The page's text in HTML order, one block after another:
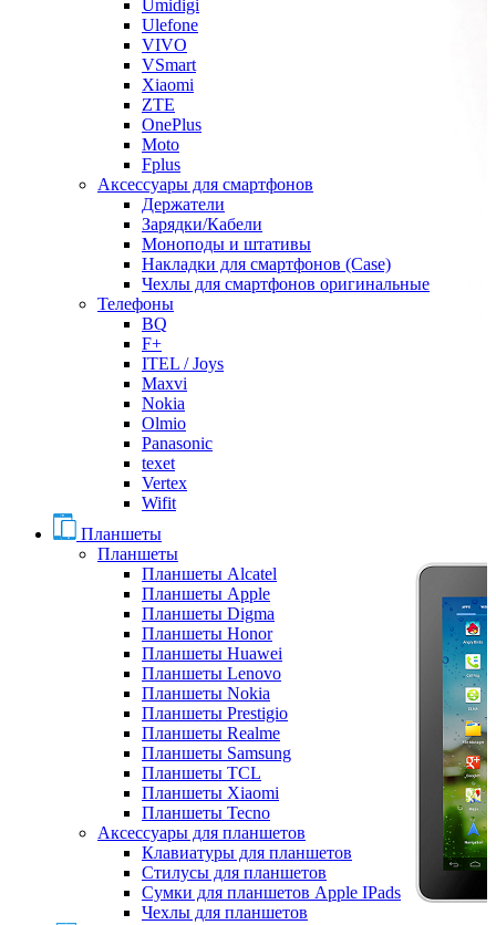
Umidigi
Ulefone
VIVO
VSmart
Xiaomi
ZTE
OnePlus
Moto
Fplus
Аксессуары для смартфонов
Держатели
Зарядки/Кабели
Моноподы и штативы
Накладки для смартфонов (Case)
Чехлы для смартфонов оригинальные
Телефоны
BQ
F+
ITEL / Joys
Maxvi
Nokia
Olmio
Panasonic
texet
Vertex
Wifit
Планшеты
Планшеты
Планшеты Alcatel
Планшеты Apple
Планшеты Digma
Планшеты Honor
Планшеты Huawei
Планшеты Lenovo
Планшеты Nokia
Планшеты Prestigio
Планшеты Realme
Планшеты Samsung
Планшеты TCL
Планшеты Xiaomi
Планшеты Tecno
Аксессуары для планшетов
Клавиатуры для планшетов
Стилусы для планшетов
Сумки для планшетов Apple IPads
Чехлы для планшетов